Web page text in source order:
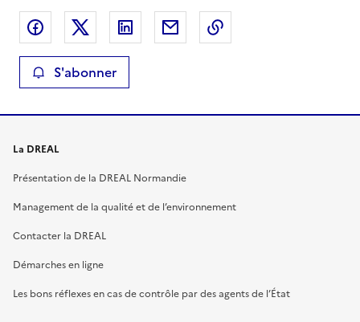
Partager sur Facebook
Partager sur XPartager sur LinkedIn
Partager par email
S'abonner
La DREAL
Présentation de la DREAL Normandie
Management de la qualité et de l’environnement
Contacter la DREAL
Démarches en ligne
Les bons réflexes en cas de contrôle par des agents de l’État